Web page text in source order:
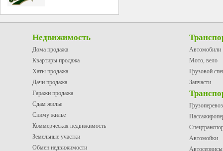
Недвижимость
Дома продажа
Квартиры продажа
Хаты продажа
Дачи продажа
Гаражи продажа
Сдам жилье
Сниму жилье
Коммерческая недвижимость
Земельные участки
Обмен недвижимости
Автомобили
Мото, вело
Грузовой
Запчасти
Автомойки
Автосервисы